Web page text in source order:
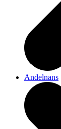
Andelnans